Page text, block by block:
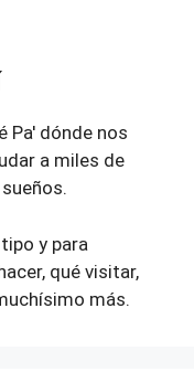
Pa' dónde nos
a miles de
y para
qué visitar,
más.